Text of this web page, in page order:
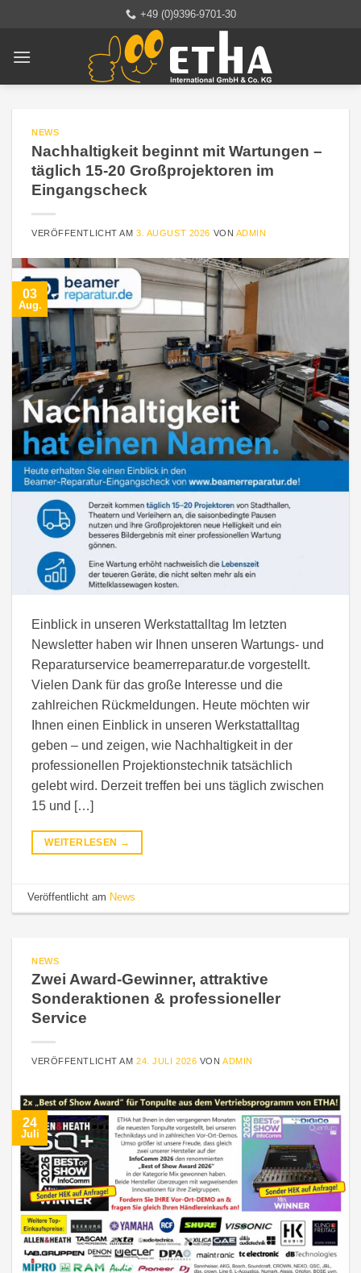
springen
+49 (0)9396-9701-30
NEWS
Nachhaltigkeit beginnt mit Wartungen –
täglich 15-20 Großprojektoren im
Eingangscheck
VERÖFFENTLICHT AM3. AUGUST 2026 VON ADMIN
03
Aug.
Einblick in unseren Werkstattalltag Im letzten
Newsletter haben wir Ihnen unseren Wartungs- und
Reparaturservice beamerreparatur.de vorgestellt.
Vielen Dank für das große Interesse und die
zahlreichen Rückmeldungen. Heute möchten wir
Ihnen einen Einblick in unseren Werkstattalltag
geben – und zeigen, wie Nachhaltigkeit in der
professionellen Projektionstechnik tatsächlich
gelebt wird. Derzeit treffen bei uns täglich zwischen
15 und […]
WEITERLESEN →
Veröffentlicht am News
NEWS
Zwei Award-Gewinner, attraktive
Sonderaktionen & professioneller
Service
VERÖFFENTLICHT AM24. JULI 2026 VONADMIN
24
Juli